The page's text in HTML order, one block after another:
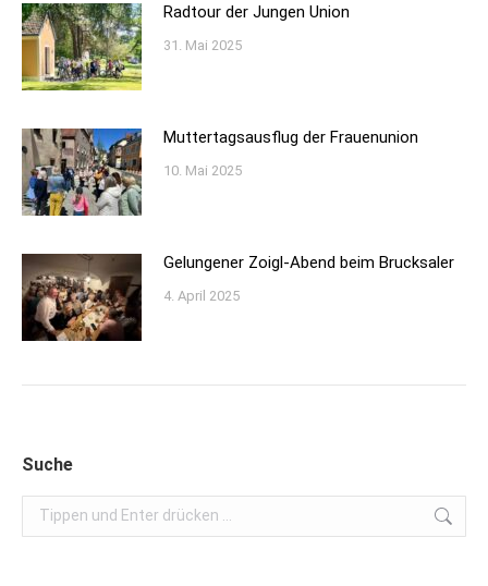
Radtour der Jungen Union
31. Mai 2025
Muttertagsausflug der Frauenunion
10. Mai 2025
Gelungener Zoigl-Abend beim Brucksaler
4. April 2025
Suche
Search: